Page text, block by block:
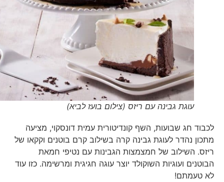
עוגת גבינה עם ריזס (צילום בועז לביא)
לכבוד חג שבועות, השף קונדיטורית עמית דונסקוי, מציעה
מתכון נהדר לעוגת גבינה קרה בשילוב קרם בוטנים וקקאו של
ריזס. השילוב של חמצמצות הגבינות עם נטיפי חמאת
הבוטנים ועוגיות השוקולד יוצר עוגה חגיגית ומרשימה. כזו עוד
לא טעמתם!